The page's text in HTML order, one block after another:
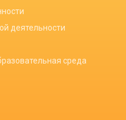
деятельности
среда